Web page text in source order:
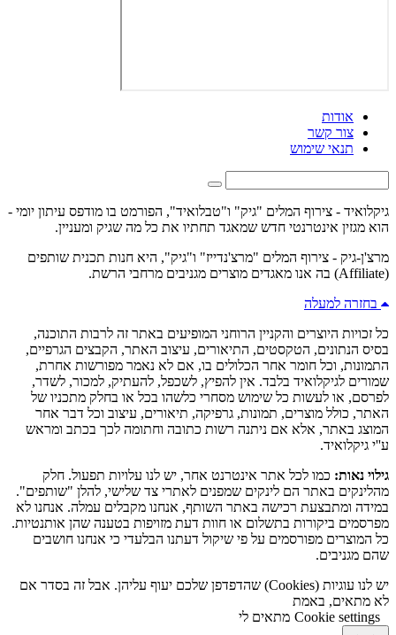
אודות
צור קשר
תנאי שימוש
גיקלואיד - צירוף המלים "גיק" ו"טבלואיד", הפורמט בו מודפס עיתון יומי -
הוא מגזין אינטרנטי חדש שמאגד תחתיו את כל מה שגיק ומעניין.
מרצ'ן-גיק - צירוף המלים "מרצ'נדייז" ו"גיק", היא חנות תכנית שותפים
(Affiliate) בה אנו מאגדים מוצרים מגניבים מרחבי הרשת.
בחזרה למעלה
כל זכויות היוצרים והקניין הרוחני המופיעים באתר זה לרבות התוכנה,
בסיס הנתונים, הטקסטים, התיאורים, עיצוב האתר, הקבצים הגרפיים,
התמונות, וכל חומר אחר הכלולים בו, אם לא נאמר מפורשות אחרת,
שמורים לגיקלואיד בלבד. אין להפיץ, לשכפל, להעתיק, למכור, לשדר,
לפרסם, או לעשות כל שימוש מסחרי כלשהו בכל או בחלק מתכניו של
האתר, כולל מוצרים, תמונות, גרפיקה, תיאורים, עיצוב וכל דבר אחר
המוצג באתר, אלא אם ניתנה רשות כתובה וחתומה לכך בכתב ומראש
ע''י גיקלואיד.
גילוי נאות: כמו לכל אתר אינטרנט אחר, יש לנו עלויות תפעול. חלק
מהלינקים באתר הם לינקים שמפנים לאתרי צד שלישי, להלן "שותפים".
במידה ומתבצעת רכישה באתר השותף, אנחנו מקבלים עמלה. אנחנו לא
מפרסמים ביקורות בתשלום או חוות דעת מזויפות בטענה שהן אותנטיות.
כל המוצרים מפורסמים על פי שיקול דעתנו הבלעדי כי אנחנו חושבים
שהם מגניבים.
יש לנו עוגיות (Cookies) שהדפדפן שלכם יעוף עליהן. אבל זה בסדר אם
לא מתאים, באמת
Cookie settings מתאים לי